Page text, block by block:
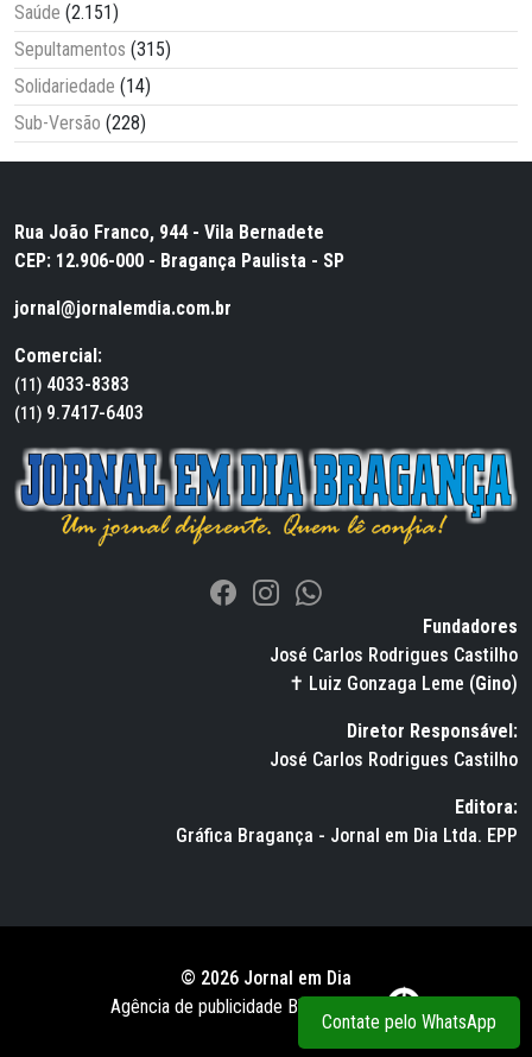
Saúde (2.151)
Sepultamentos (315)
Solidariedade (14)
Sub-Versão (228)
Rua João Franco, 944 - Vila Bernadete
CEP: 12.906-000 - Bragança Paulista - SP
jornal@jornalemdia.com.br
Comercial:
(11) 4033-8383
(11) 9.7417-6403
Fundadores
José Carlos Rodrigues Castilho
✝ Luiz Gonzaga Leme (Gino)
Diretor Responsável:
José Carlos Rodrigues Castilho
Editora:
Gráfica Bragança - Jornal em Dia Ltda. EPP
© 2026 Jornal em Dia
Agência de publicidade BWS RUSSO
Contate pelo WhatsApp